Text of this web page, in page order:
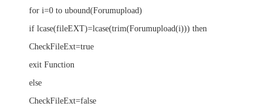
for i=0 to ubound(Forumupload)
if lcase(fileEXT)=lcase(trim(Forumupload(i))) then
CheckFileExt=true
exit Function
else
CheckFileExt=false